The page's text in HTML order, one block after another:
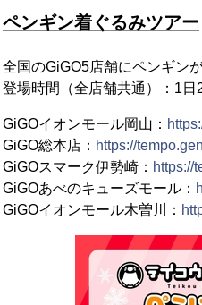
ペンギン着ぐるみツアー
全国のGiGO5店舗にペンギン
登場時間（全店舗共通）：1
GiGOイオンモール岡山：
GiGO総本店： https://
GiGOスマーク伊勢崎： https://
GiGOあべのキューズモール：
GiGOイオンモール木曽川：